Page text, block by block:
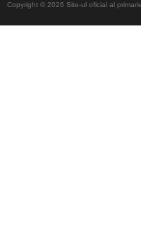
Copyright © 2026 Site-ul oficial al